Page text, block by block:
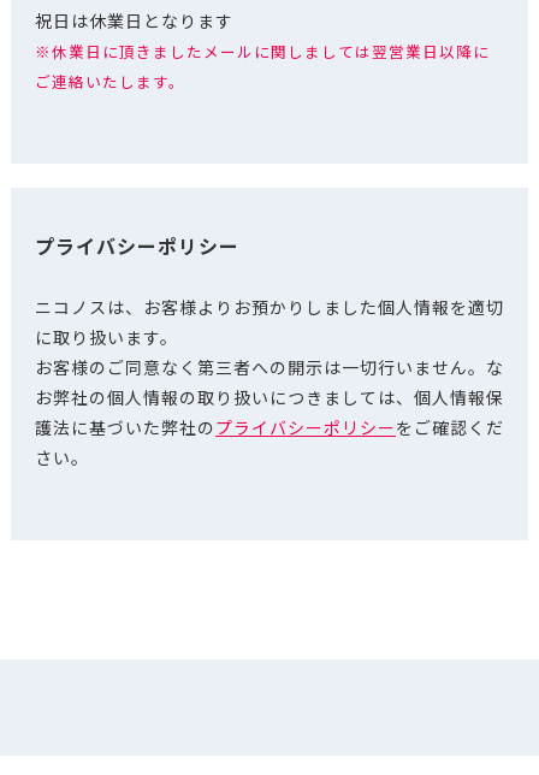
祝日は休業日となります
※休業日に頂きましたメールに関しましては翌営業日以降に
ご連絡いたします。
プライバシーポリシー
ニコノスは、お客様よりお預かりしました個人情報を適切
に取り扱います。
お客様のご同意なく第三者への開示は一切行いません。な
お弊社の個人情報の取り扱いにつきましては、個人情報保
護法に基づいた弊社の プライバシーポリシーをご確認くだ
さい。